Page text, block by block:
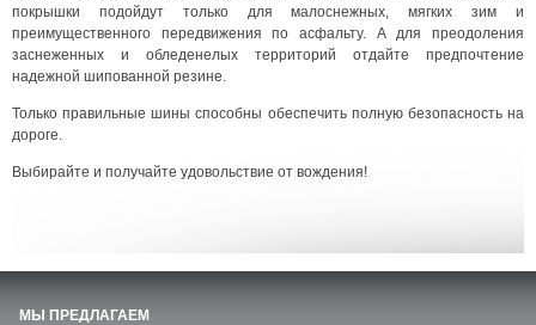
покрышки подойдут только для малоснежных, мягких зим и
преимущественного передвижения по асфальту. А для преодоления
заснеженных и обледенелых территорий отдайте предпочтение
надежной шипованной резине.
Только правильные шины способны обеспечить полную безопасность на
дороге.
Выбирайте и получайте удовольствие от вождения!
МЫ ПРЕДЛАГАЕМ